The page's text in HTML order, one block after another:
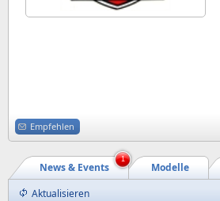
Empfehlen
Modelle
News & Events
1
Aktualisieren